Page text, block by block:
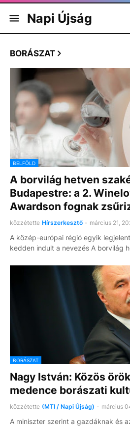
Napi Újság
BORÁSZAT
BELFÖLD
A borvilág hetven
Budapestre: a 2.
Awardson fognak
közzétette Hírszerkesztő - március 21,
A közép-európai régió egyik
kedden indult a nevezés A borvilág
BORÁSZAT
Nagy István: Közös
medence borászati
közzétette (MTI / Napi Újság) - március
A miniszter szerint a gazdáknak és